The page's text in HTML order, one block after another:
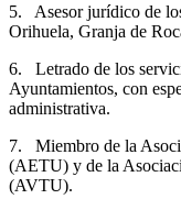
5. Asesor jurídico de
Orihuela, Granja de
6. Letrado de los
Ayuntamientos, con
administrativa.
7. Miembro de la
(AETU) y de la
(AVTU).